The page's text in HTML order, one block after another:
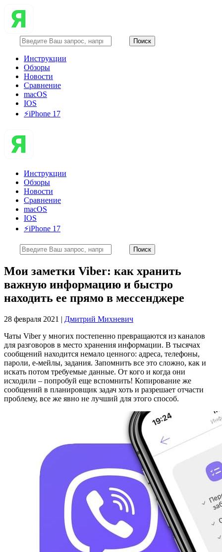
Инструкции
Обзоры
Новости
Сравнение
macOS
IOS
⚡️iPhone 17
Инструкции
Обзоры
Новости
Сравнение
macOS
IOS
⚡️iPhone 17
Мои заметки Viber: как хранить
важную информацию и быстро
находить ее прямо в мессенджере
28 февраля 2021 | Дмитрий Михневич
Чаты Viber у многих постепенно превращаются из каналов
для разговоров в место хранения информации. В тысячах
сообщений находится немало ценного: адреса, телефоны,
пароли, е-мейлы, задания. Запомнить все это сложно, как и
искать потом требуемые данные. От кого и когда они
исходили – попробуй еще вспомнить! Копирование же
сообщений в планировщик задач хоть и разрешает отчасти
проблему, все же явно не лучший для этого способ.